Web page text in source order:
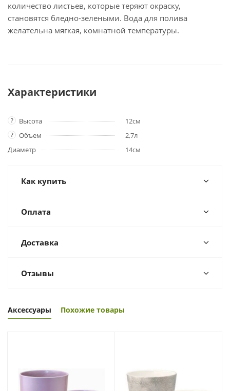
количество листьев, которые теряют окраску,
становятся бледно-зелеными. Вода для полива
желательна мягкая, комнатной температуры.
Характеристики
? Высота 12см
? Объем
2,7л
Диаметр
14см
Как купить
Оплата
Доставка
Отзывы
Аксессуары Похожие товары